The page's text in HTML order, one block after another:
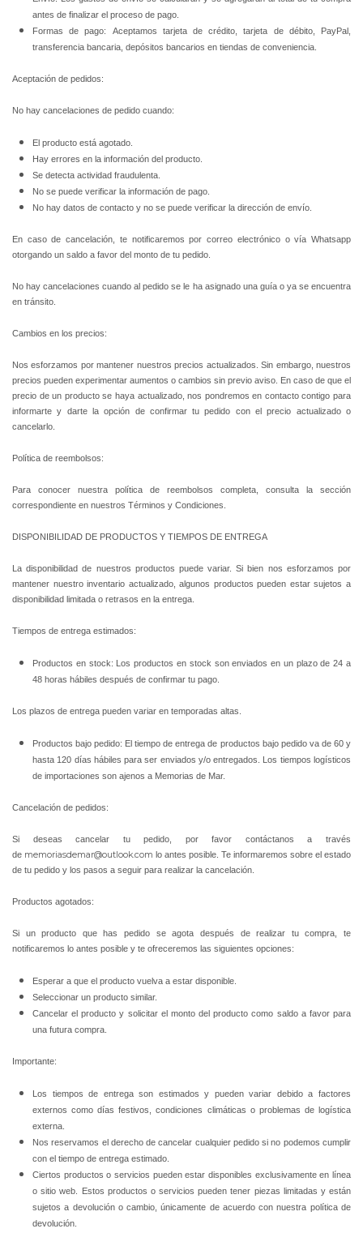
antes de finalizar el proceso de pago.
Formas de pago: Aceptamos tarjeta de crédito, tarjeta de débito, PayPal,
transferencia bancaria, depósitos bancarios en tiendas de conveniencia.
Aceptación de pedidos:
No hay cancelaciones de pedido cuando:
El producto está agotado.
Hay errores en la información del producto.
Se detecta actividad fraudulenta.
No se puede verificar la información de pago.
No hay datos de contacto y no se puede verificar la dirección de envío.
En caso de cancelación, te notificaremos por correo electrónico o vía Whatsapp
otorgando un saldo a favor del monto de tu pedido.
No hay cancelaciones cuando al pedido se le ha asignado una guía o ya se encuentra
en tránsito.
Cambios en los precios:
Nos esforzamos por mantener nuestros precios actualizados. Sin embargo, nuestros
precios pueden experimentar aumentos o cambios sin previo aviso. En caso de que el
precio de un producto se haya actualizado, nos pondremos en contacto contigo para
informarte y darte la opción de confirmar tu pedido con el precio actualizado o
cancelarlo.
Política de reembolsos:
Para conocer nuestra política de reembolsos completa, consulta la sección
correspondiente en nuestros Términos y Condiciones.
DISPONIBILIDAD DE PRODUCTOS Y TIEMPOS DE ENTREGA
La disponibilidad de nuestros productos puede variar. Si bien nos esforzamos por
mantener nuestro inventario actualizado, algunos productos pueden estar sujetos a
disponibilidad limitada o retrasos en la entrega.
Tiempos de entrega estimados:
Productos en stock: Los productos en stock son enviados en un plazo de 24 a
48 horas hábiles después de confirmar tu pago.
Los plazos de entrega pueden variar en temporadas altas.
Productos bajo pedido: El tiempo de entrega de productos bajo pedido va de 60 y
hasta 120 días hábiles para ser enviados y/o entregados. Los tiempos logísticos
de importaciones son ajenos a Memorias de Mar.
Cancelación de pedidos:
Si deseas cancelar tu pedido, por favor contáctanos a través
de memoriasdemar@outlook.com lo antes posible. Te informaremos sobre el estado
de tu pedido y los pasos a seguir para realizar la cancelación.
Productos agotados:
Si un producto que has pedido se agota después de realizar tu compra, te
notificaremos lo antes posible y te ofreceremos las siguientes opciones:
Esperar a que el producto vuelva a estar disponible.
Seleccionar un producto similar.
Cancelar el producto y solicitar el monto del producto como saldo a favor para
una futura compra.
Importante:
Los tiempos de entrega son estimados y pueden variar debido a factores
externos como días festivos, condiciones climáticas o problemas de logística
externa.
Nos reservamos el derecho de cancelar cualquier pedido si no podemos cumplir
con el tiempo de entrega estimado.
Ciertos productos o servicios pueden estar disponibles exclusivamente en línea
o sitio web. Estos productos o servicios pueden tener piezas limitadas y están
sujetos a devolución o cambio, únicamente de acuerdo con nuestra política de
devolución.